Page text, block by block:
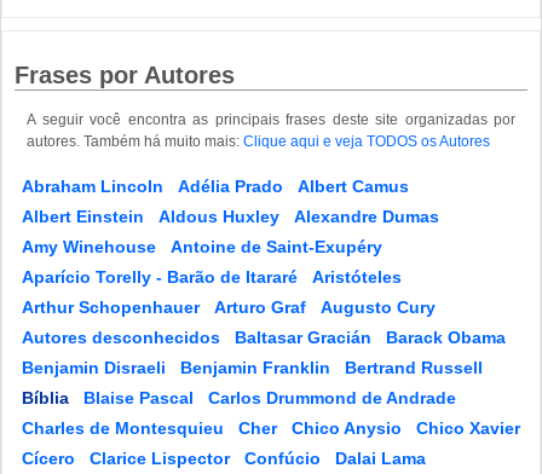
Frases por Autores
A seguir você encontra as principais frases deste site organizadas por
autores. Também há muito mais: Clique aqui e veja TODOS os Autores
Abraham Lincoln Adélia Prado
Albert Camus
Albert Einstein
Aldous Huxley
Alexandre Dumas
Amy Winehouse
Antoine de Saint-Exupéry
Aparício Torelly - Barão de Itararé
Aristóteles
Arthur Schopenhauer
Arturo Graf
Augusto Cury
Autores desconhecidos
Baltasar Gracián
Barack Obama
Benjamin Disraeli
Benjamin Franklin
Bertrand Russell
Bíblia
Blaise Pascal
Carlos Drummond de Andrade
Charles de Montesquieu
Cher Chico Anysio
Chico Xavier
Cícero
Clarice Lispector Confúcio
Dalai Lama